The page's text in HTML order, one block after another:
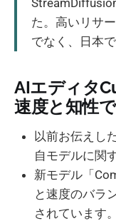
た。高いリサ
でなく、日本
AIエディタ
速度と知性
以前お伝えし
自モデルに関
新モデル「
と速度のバラ
されています。